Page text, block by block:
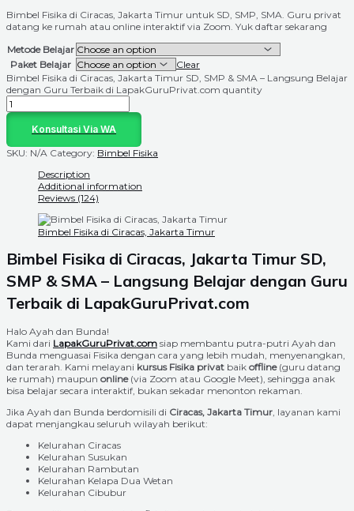
Bimbel Fisika di Ciracas, Jakarta Timur untuk SD, SMP, SMA. Guru privat
datang ke rumah atau online interaktif via Zoom. Yuk daftar sekarang
Metode Belajar
Paket Belajar
Clear
Bimbel Fisika di Ciracas, Jakarta Timur SD, SMP & SMA – Langsung Belajar
dengan Guru Terbaik di LapakGuruPrivat.com quantity
Konsultasi Via WA
SKU: N/A Category: Bimbel Fisika
Description
Additional information
Reviews (124)
Bimbel Fisika di Ciracas, Jakarta Timur
Bimbel Fisika di Ciracas, Jakarta Timur SD,
SMP & SMA – Langsung Belajar dengan Guru
Terbaik di LapakGuruPrivat.com
Halo Ayah dan Bunda!
Kami dari LapakGuruPrivat.com siap membantu putra-putri Ayah dan
Bunda menguasai Fisika dengan cara yang lebih mudah, menyenangkan,
dan terarah. Kami melayani kursus Fisika privat baik offline(guru datang
ke rumah) maupun online(via Zoom atau Google Meet), sehingga anak
bisa belajar secara interaktif, bukan sekadar menonton rekaman.
Jika Ayah dan Bunda berdomisili di Ciracas, Jakarta Timur , layanan kami
dapat menjangkau seluruh wilayah berikut:
Kelurahan Ciracas
Kelurahan Susukan
Kelurahan Rambutan
Kelurahan Kelapa Dua Wetan
Kelurahan Cibubur